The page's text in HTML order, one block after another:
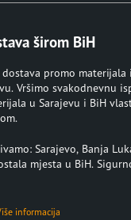
širom BiH
dostava promo
Vršimo svakodnevnu
u Sarajevu i BiH
Sarajevo, Banja
mjesta u BiH.
informacija